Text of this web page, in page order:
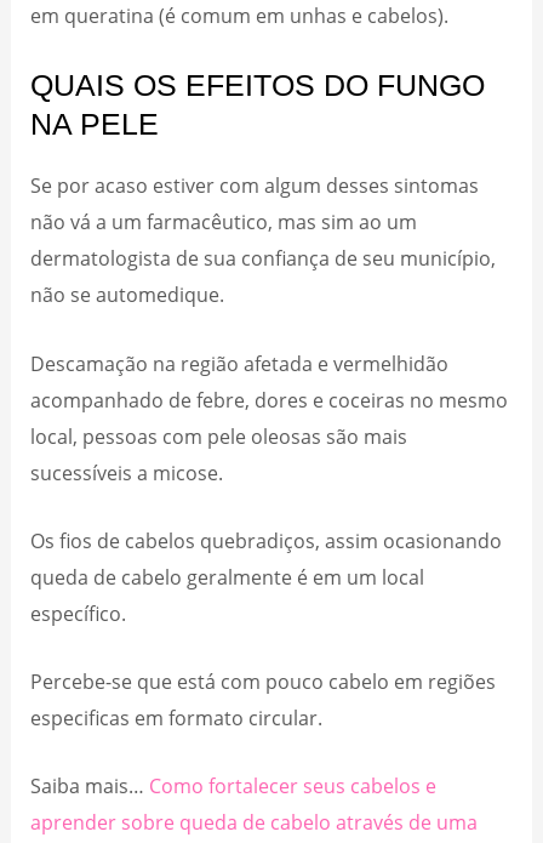
em queratina (é comum em unhas e cabelos).
QUAIS OS EFEITOS DO FUNGO
NA PELE
Se por acaso estiver com algum desses sintomas
não vá a um farmacêutico, mas sim ao um
dermatologista de sua confiança de seu município,
não se automedique.
Descamação na região afetada e vermelhidão
acompanhado de febre, dores e coceiras no mesmo
local, pessoas com pele oleosas são mais
sucessíveis a micose.
Os fios de cabelos quebradiços, assim ocasionando
queda de cabelo geralmente é em um local
específico.
Percebe-se que está com pouco cabelo em regiões
especificas em formato circular.
Saiba mais… Como fortalecer seus cabelos e
aprender sobre queda de cabelo através de uma